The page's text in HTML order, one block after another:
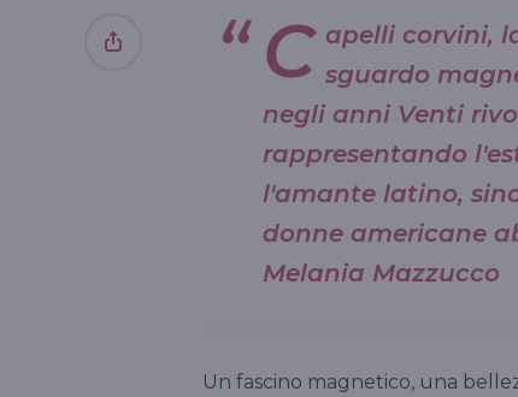
C apelli corvini,
sguardo
negli anni Venti
rappresentando
l'amante latino,
donne americane
Melania Mazzucco
Un fascino magnetico, una